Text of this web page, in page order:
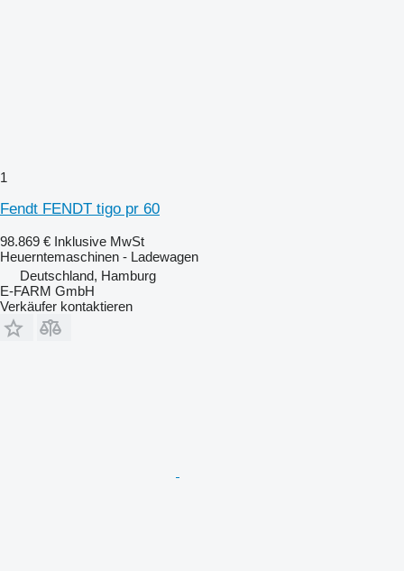
1
Fendt FENDT tigo pr 60
98.869 € Inklusive MwSt
Heuerntemaschinen - Ladewagen
Deutschland, Hamburg
E-FARM GmbH
Verkäufer kontaktieren